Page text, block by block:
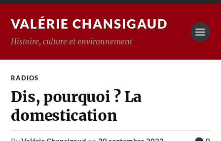
VALÉRIE CHANSIGAUD
Histoire, culture et environnement
RADIOS
Dis, pourquoi ? La
domestication